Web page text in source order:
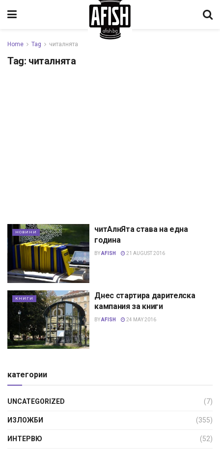
Home Tag читалнята
Tag: читалнята
НОВИНИ
читАлнЯта става на една
година
BYAFISH 21 AUGUST 2016
КНИГИ
Днес стартира дарителска
кампания за книги
BYAFISH 24 MAY 2016
категории
UNCATEGORIZED (7)
ИЗЛОЖБИ (355)
ИНТЕРВЮ (52)